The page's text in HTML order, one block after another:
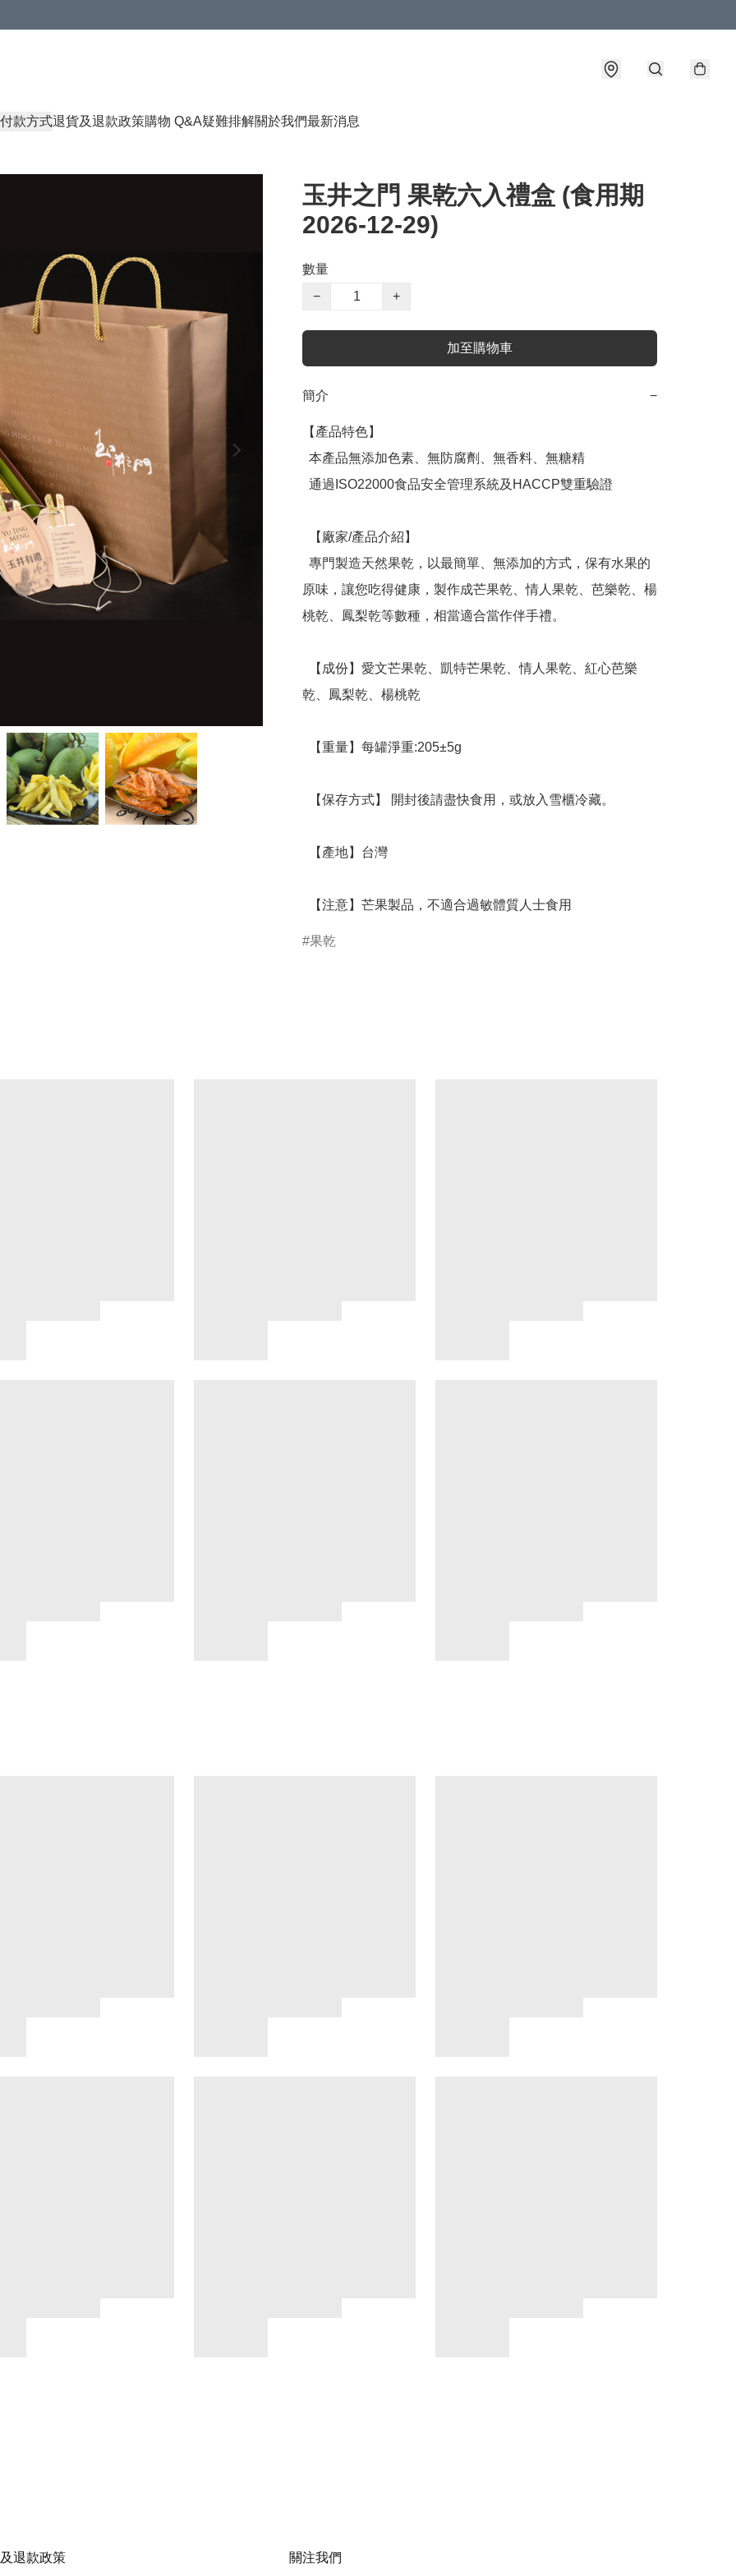
付款方式退貨及退款政策購物 Q&A疑難排解關於我們最新消息
玉井之門 果乾六入禮盒 (食用期
2026-12-29)
數量
−
+
加至購物車
簡介 −
【產品特色】
原味，讓您吃得健康，製作成芒果乾、情人果乾、芭樂乾、楊
桃乾、鳳梨乾等數種，相當適合當作伴手禮。
乾、鳳梨乾、楊桃乾
  【注意】芒果製品，不適合過敏體質人士食用
果乾
退款政策 關注我們